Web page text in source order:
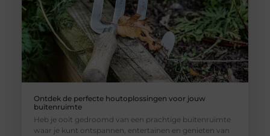
Ontdek de perfecte houtoplossingen voor jouw
buitenruimte
Heb je ooit gedroomd van een prachtige buitenruimte
waar je kunt ontspannen, entertainen en genieten van